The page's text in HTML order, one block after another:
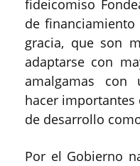
fideicomiso
de financiamiento
gracia, que son
adaptarse con
amalgamas con
hacer
de desarrollo
Por el Gobierno